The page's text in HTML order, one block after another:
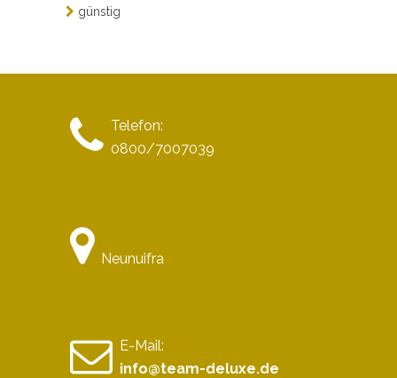
günstig
Telefon:
0800/7007039
Neunuifra
E-Mail:
info@team-deluxe.de